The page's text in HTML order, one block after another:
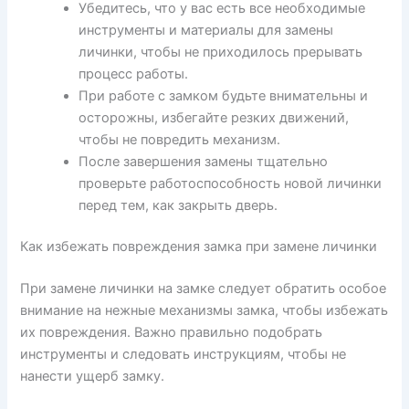
Убедитесь, что у вас есть все необходимые
инструменты и материалы для замены
личинки, чтобы не приходилось прерывать
процесс работы.
При работе с замком будьте внимательны и
осторожны, избегайте резких движений,
чтобы не повредить механизм.
После завершения замены тщательно
проверьте работоспособность новой личинки
перед тем, как закрыть дверь.
Как избежать повреждения замка при замене личинки
При замене личинки на замке следует обратить особое
внимание на нежные механизмы замка, чтобы избежать
их повреждения. Важно правильно подобрать
инструменты и следовать инструкциям, чтобы не
нанести ущерб замку.